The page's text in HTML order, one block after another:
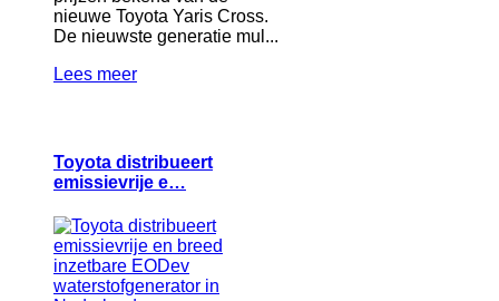
nieuwe Toyota Yaris Cross.
De nieuwste generatie mul...
Lees meer
Toyota distribueert
emissievrije e…